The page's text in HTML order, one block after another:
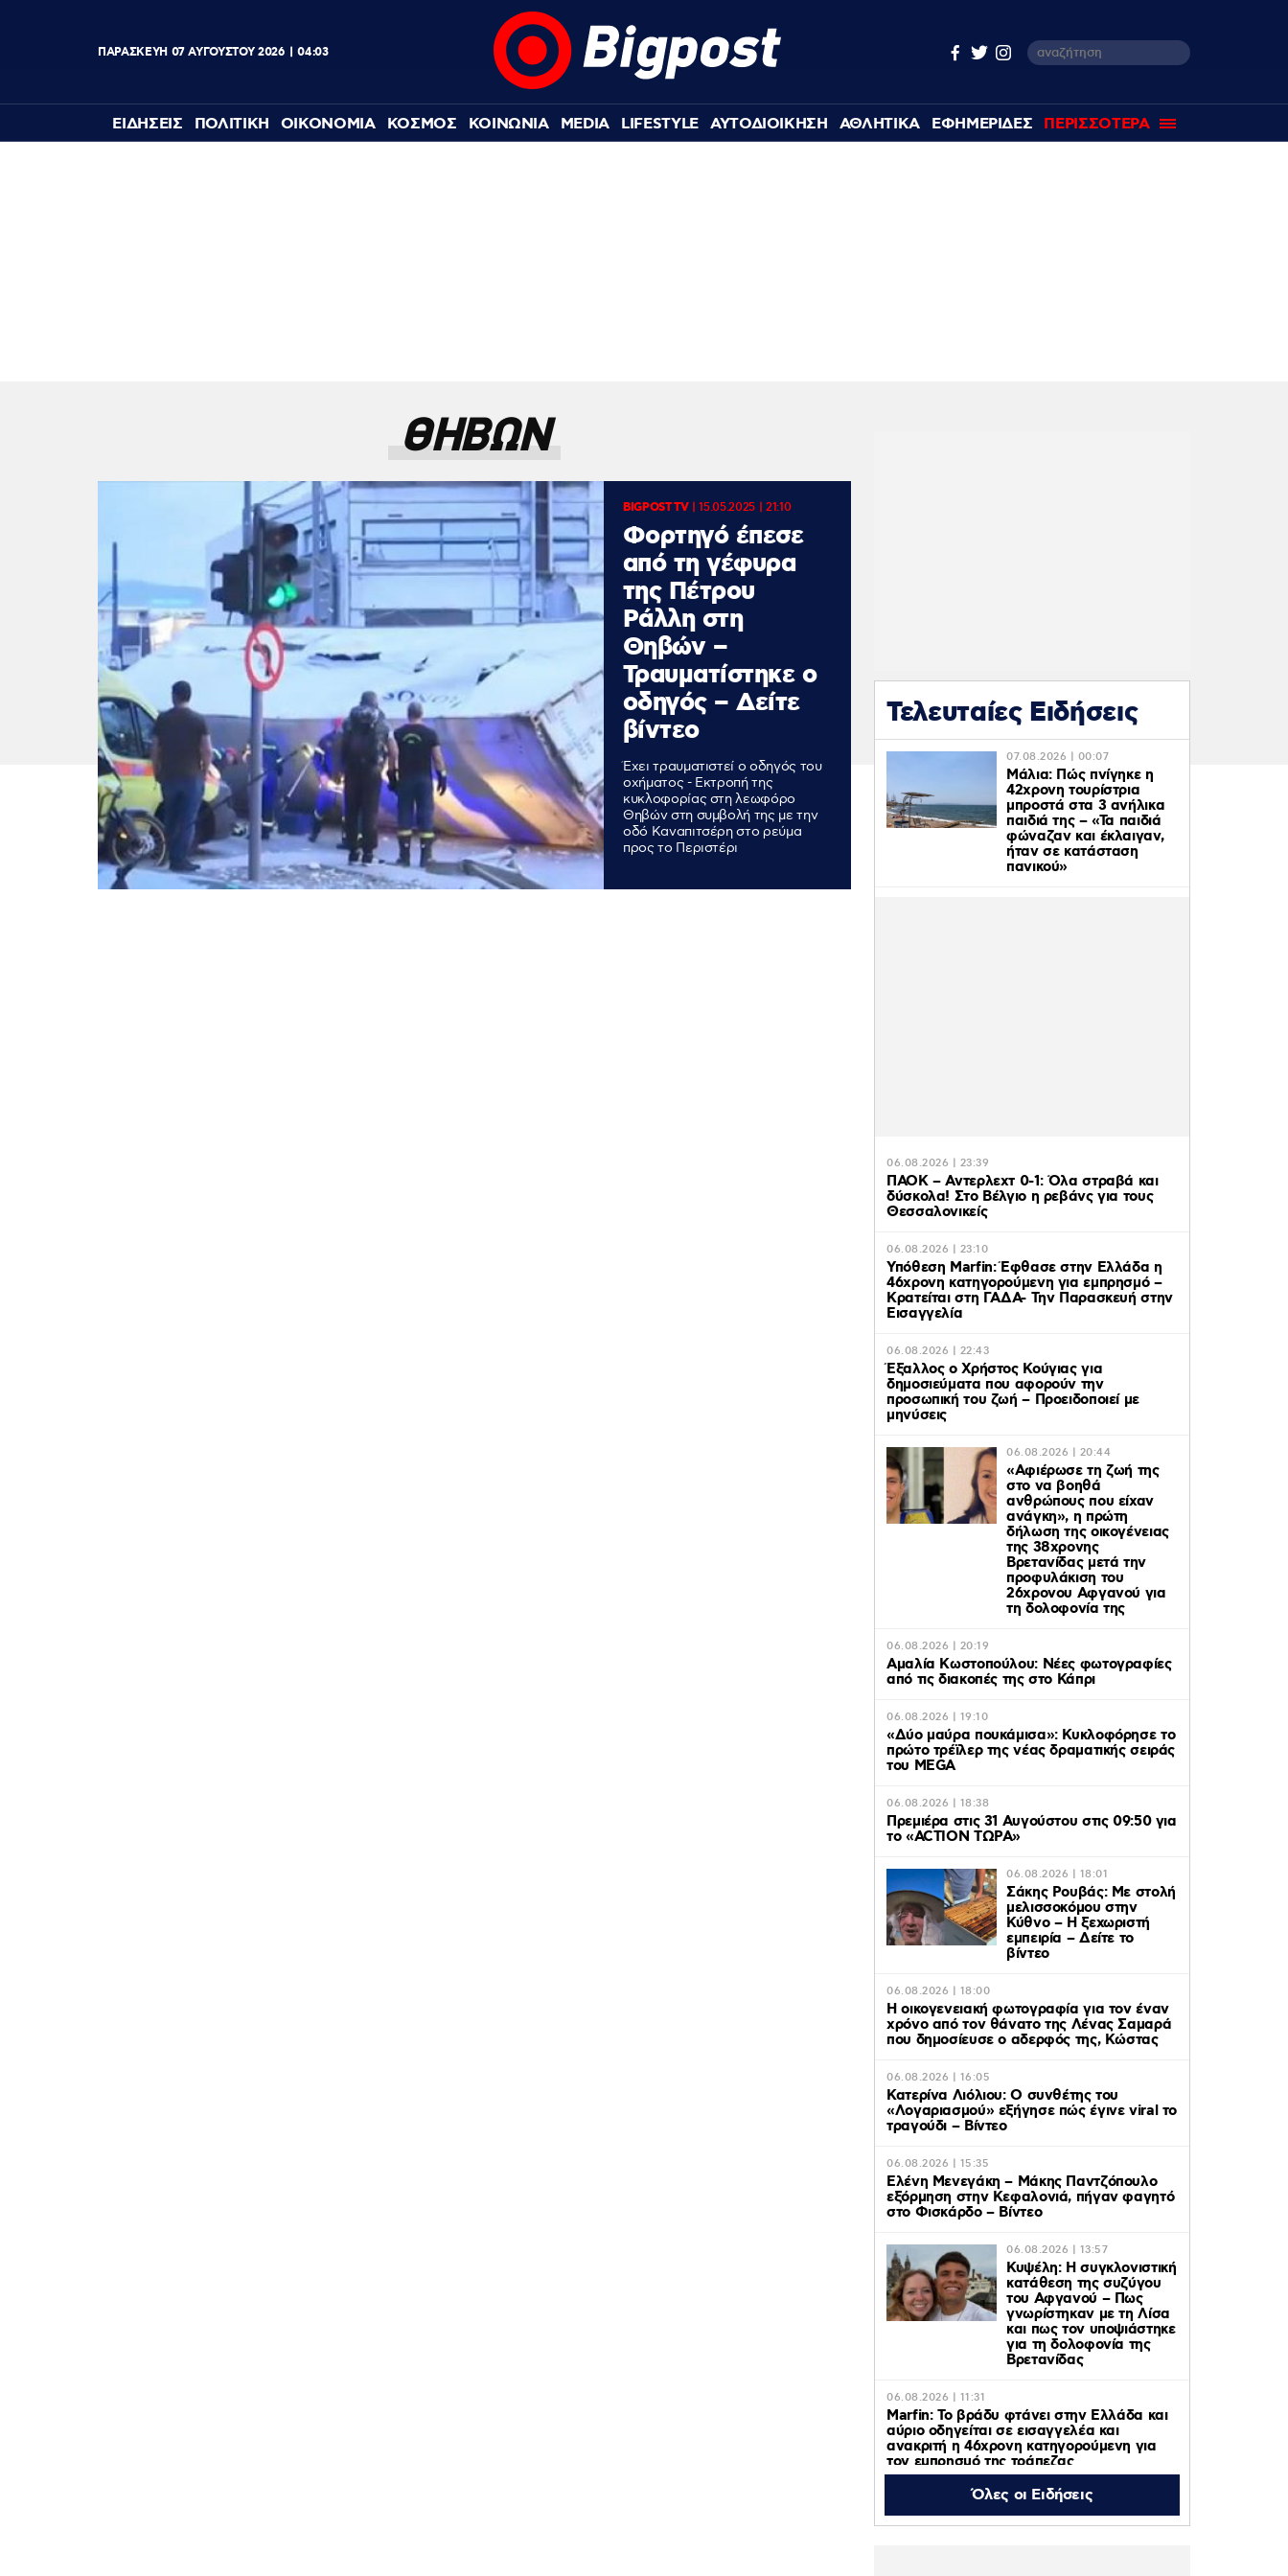
ΠΑΡΑΣΚΕΥΗ 07 ΑΥΓΟΥΣΤΟΥ 2026 04:03
ΕΙΔΗΣΕΙΣ ΠΟΛΙΤΙΚΗ ΟΙΚΟΝΟΜΙΑ ΚΟΣΜΟΣ ΚΟΙΝΩΝΙΑ MEDIA LIFESTYLE ΑΥΤΟΔΙΟΙΚΗΣΗ ΑΘΛΗΤΙΚΑ ΕΦΗΜΕΡΙΔΕΣ ΠΕΡΙΣΣΟΤΕΡΑ
ΘΗΒΩΝ
BIGPOST TV|15.05.2025 | 21:10
Φορτηγό έπεσε
από τη γέφυρα
της Πέτρου
Ράλλη στη
Θηβών –
Τραυματίστηκε ο
οδηγός – Δείτε
βίντεο
Έχει τραυματιστεί ο οδηγός του
οχήματος - Εκτροπή της
κυκλοφορίας στη λεωφόρο
Θηβών στη συμβολή της με την
οδό Καναπιτσέρη στο ρεύμα
προς το Περιστέρι
Τελευταίες Ειδήσεις
07.08.2026 | 00:07
Μάλια: Πώς πνίγηκε η
42χρονη τουρίστρια
μπροστά στα 3 ανήλικα
παιδιά της – «Τα παιδιά
φώναζαν και έκλαιγαν,
ήταν σε κατάσταση
πανικού»
06.08.2026 | 23:39
ΠΑΟΚ – Αντερλεχτ 0-1: Όλα στραβά και
δύσκολα! Στο Βέλγιο η ρεβάνς για τους
Θεσσαλονικείς
06.08.2026 | 23:10
Υπόθεση Marfin: Έφθασε στην Ελλάδα η
46χρονη κατηγορούμενη για εμπρησμό –
Κρατείται στη ΓΑΔΑ- Την Παρασκευή στην
Εισαγγελία
06.08.2026 | 22:43
Έξαλλος ο Χρήστος Κούγιας για
δημοσιεύματα που αφορούν την
προσωπική του ζωή – Προειδοποιεί με
μηνύσεις
06.08.2026 | 20:44
«Αφιέρωσε τη ζωή της
στο να βοηθά
ανθρώπους που είχαν
ανάγκη», η πρώτη
δήλωση της οικογένειας
της 38χρονης
Βρετανίδας μετά την
προφυλάκιση του
26χρονου Αφγανού για
τη δολοφονία της
06.08.2026 | 20:19
Αμαλία Κωστοπούλου: Νέες φωτογραφίες
από τις διακοπές της στο Κάπρι
06.08.2026 | 19:10
«Δύο μαύρα πουκάμισα»: Κυκλοφόρησε το
πρώτο τρέϊλερ της νέας δραματικής σειράς
του MEGA
06.08.2026 | 18:38
Πρεμιέρα στις 31 Αυγούστου στις 09:50 για
το «ACTION ΤΩΡΑ»
06.08.2026 | 18:01
Σάκης Ρουβάς: Με στολή
μελισσοκόμου στην
Κύθνο – Η ξεχωριστή
εμπειρία – Δείτε το
βίντεο
06.08.2026 | 18:00
Η οικογενειακή φωτογραφία για τον έναν
χρόνο από τον θάνατο της Λένας Σαμαρά
που δημοσίευσε ο αδερφός της, Κώστας
06.08.2026 | 16:05
Κατερίνα Λιόλιου: Ο συνθέτης του
«Λογαριασμού» εξήγησε πώς έγινε viral το
τραγούδι – Βίντεο
06.08.2026 | 15:35
Ελένη Μενεγάκη – Μάκης Παντζόπουλο
εξόρμηση στην Κεφαλονιά, πήγαν φαγητό
στο Φισκάρδο – Βίντεο
06.08.2026 | 13:57
Κυψέλη: Η συγκλονιστική
κατάθεση της συζύγου
του Αφγανού – Πως
γνωρίστηκαν με τη Λίσα
και πως τον υποψιάστηκε
για τη δολοφονία της
Βρετανίδας
06.08.2026 | 11:31
Marfin: Το βράδυ φτάνει στην Ελλάδα και
αύριο οδηγείται σε εισαγγελέα και
ανακριτή η 46χρονη κατηγορούμενη για
τον εμπρησμό της τράπεζας
06.08.2026 | 11:23
Γαρυφαλλιά Καληφώνη: Διακοπές με
Όλες οι Ειδήσεις